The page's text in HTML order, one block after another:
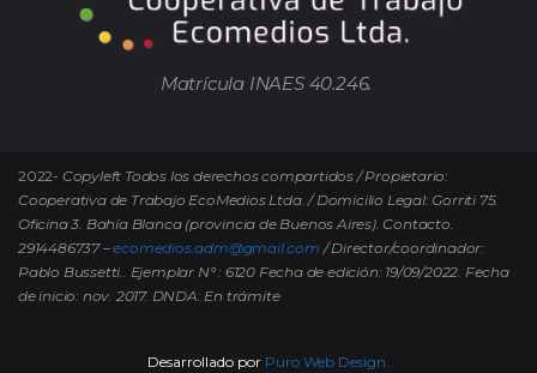
Matrícula INAES 40.246.
2022- Copyleft Todos los derechos compartidos / Propietario:
Cooperativa de Trabajo EcoMedios Ltda. / Domicilio Legal: Gorriti 75.
Oficina 3. Bahía Blanca (provincia de Buenos Aires). Contacto.
2914486737 –ecomedios.adm@gmail.com / Director/coordinador:
Pablo Bussetti.. Ejemplar N° : 6120 Fecha de edición: 19/09/2022. Fecha
de inicio: nov. 2017. DNDA: En trámite
Desarrollado por Puro Web Design.